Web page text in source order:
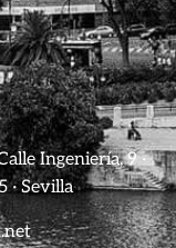
Ingeniería, 9 ·
· Sevilla